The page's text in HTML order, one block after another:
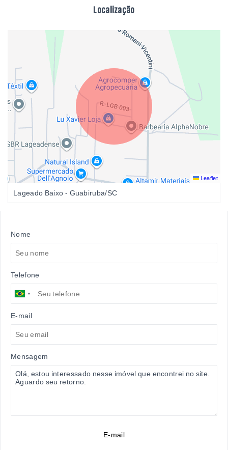
Localização
Leaflet
Lageado Baixo - Guabiruba/SC
Nome
Telefone
E-mail
Mensagem
E-mail